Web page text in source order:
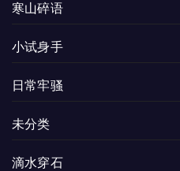
寒山碎语
小试身手
日常牢骚
未分类
滴水穿石